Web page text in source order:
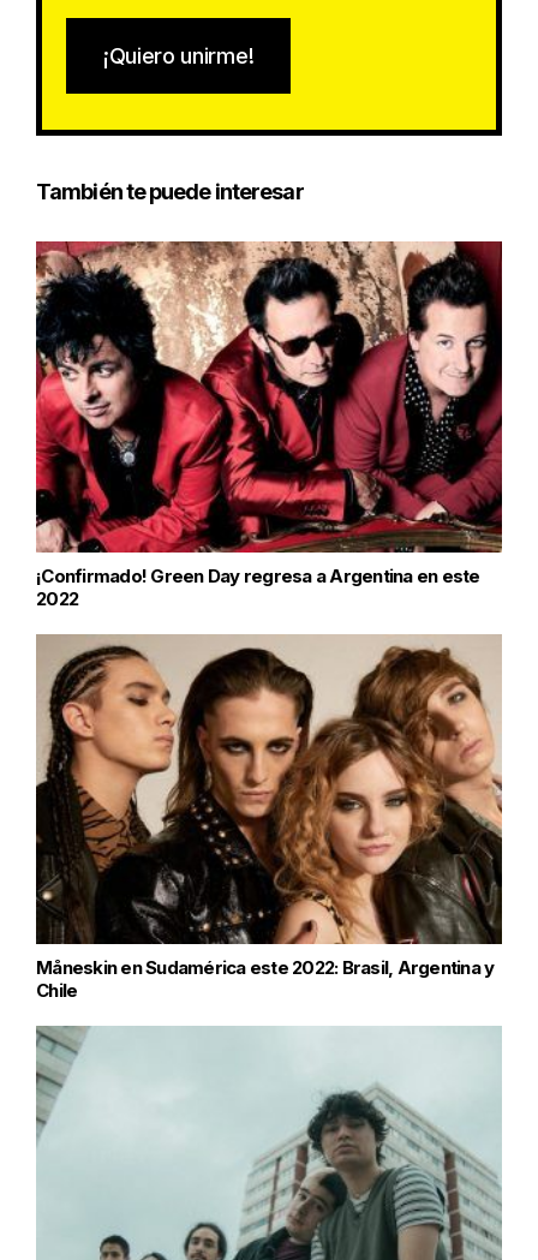
¡Quiero unirme!
También te puede interesar
¡Confirmado! Green Day regresa a Argentina en este
2022
Måneskin en Sudamérica este 2022: Brasil, Argentina y
Chile